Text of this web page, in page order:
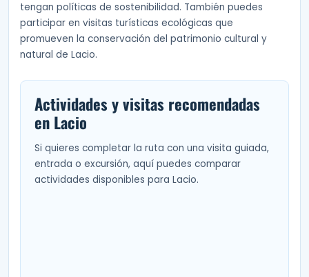
tengan políticas de sostenibilidad. También puedes
participar en visitas turísticas ecológicas que
promueven la conservación del patrimonio cultural y
natural de Lacio.
Actividades y visitas recomendadas
en Lacio
Si quieres completar la ruta con una visita guiada,
entrada o excursión, aquí puedes comparar
actividades disponibles para Lacio.